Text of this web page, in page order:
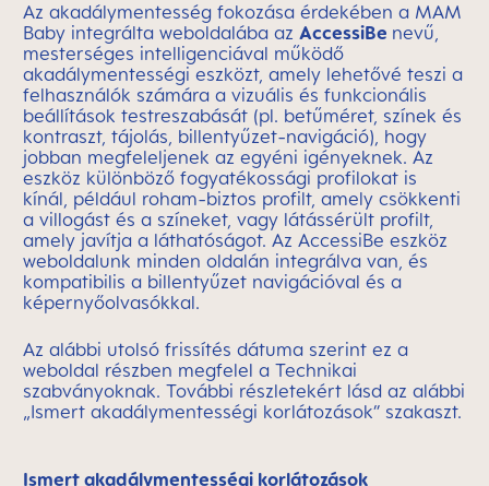
Az akadálymentesség fokozása érdekében a MAM
Baby integrálta weboldalába az AccessiBe nevű,
mesterséges intelligenciával működő
akadálymentességi eszközt, amely lehetővé teszi a
felhasználók számára a vizuális és funkcionális
beállítások testreszabását (pl. betűméret, színek és
kontraszt, tájolás, billentyűzet-navigáció), hogy
jobban megfeleljenek az egyéni igényeknek. Az
eszköz különböző fogyatékossági profilokat is
kínál, például roham-biztos profilt, amely csökkenti
a villogást és a színeket, vagy látássérült profilt,
amely javítja a láthatóságot. Az AccessiBe eszköz
weboldalunk minden oldalán integrálva van, és
kompatibilis a billentyűzet navigációval és a
képernyőolvasókkal.
Az alábbi utolsó frissítés dátuma szerint ez a
weboldal részben megfelel a Technikai
szabványoknak. További részletekért lásd az alábbi
„Ismert akadálymentességi korlátozások” szakaszt.
Ismert akadálymentességi korlátozások